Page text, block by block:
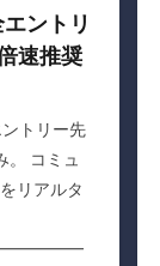
ントリ
速推奨
トリー先
。 コミュ
リアルタ